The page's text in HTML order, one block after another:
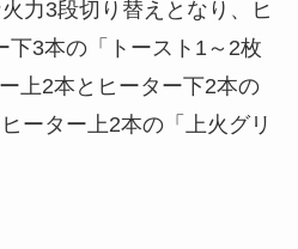
力3段切り替えとなり、ヒ
下3本の「トースト1～2枚
上2本とヒーター下2本の
ーター上2本の「上火グリ